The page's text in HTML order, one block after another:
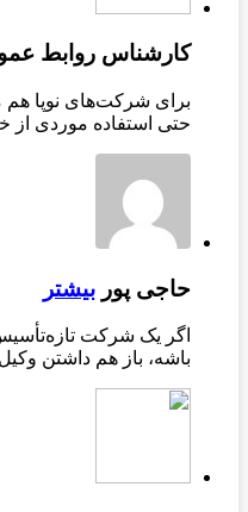
کارشناس روابط
برای شرکت‌های نوپا هم
حتی استفاده موردی از
حاجی پور بیشتر
اگر یک شرکت
باشه، باز هم داشتن